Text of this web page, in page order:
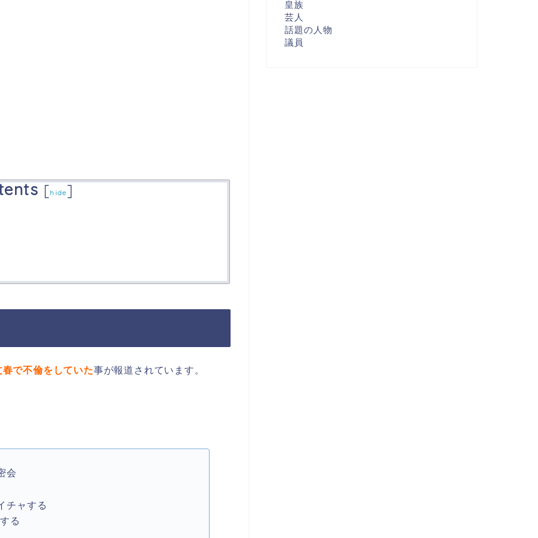
[hide]
で不倫をしていた事が報道されています。
会
チャする
る
皇族
芸人
話題の人物
議員